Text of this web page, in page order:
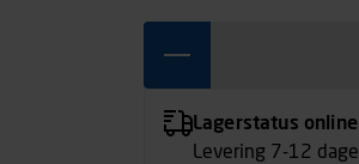
Lagerstatus online
Levering 7-12 dage